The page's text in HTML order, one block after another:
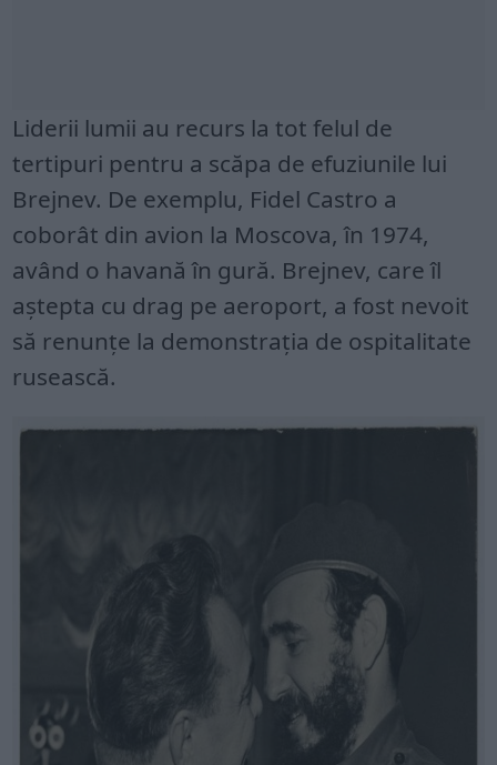
Liderii lumii au recurs la tot felul de
tertipuri pentru a scăpa de efuziunile lui
Brejnev. De exemplu, Fidel Castro a
coborât din avion la Moscova, în 1974,
având o havană în gură. Brejnev, care îl
aștepta cu drag pe aeroport, a fost nevoit
să renunțe la demonstrația de ospitalitate
rusească.